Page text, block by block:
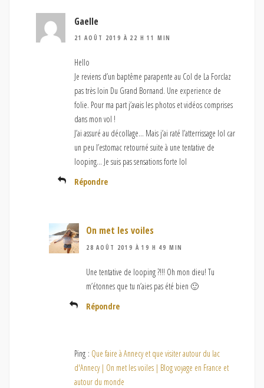
Gaelle
21 AOÛT 2019 À 22 H 11 MIN
Hello
Je reviens d’un baptême parapente au Col de La Forclaz
pas très loin Du Grand Bornand. Une experience de
folie. Pour ma part j’avais les photos et vidéos comprises
dans mon vol !
J’ai assuré au décollage… Mais j’ai raté l’atterrissage lol car
un peu l’estomac retourné suite à une tentative de
looping… Je suis pas sensations forte lol
Répondre
On met les voiles
28 AOÛT 2019 À 19 H 49 MIN
Une tentative de looping ?!!! Oh mon dieu! Tu
m’étonnes que tu n’aies pas été bien 🙂
Répondre
Ping : Que faire à Annecy et que visiter autour du lac
d'Annecy | On met les voiles | Blog voyage en France et
autour du monde